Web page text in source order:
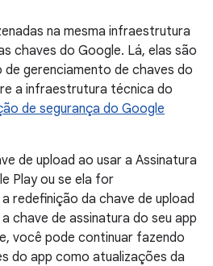
na mesma infraestrutura
chaves do Google. Lá, elas são
gerenciamento de chaves do
a infraestrutura técnica do
de segurança do Google
de upload ao usar a Assinatura
Play ou se ela for
redefinição da chave de upload
chave de assinatura do seu app
você pode continuar fazendo
do app como atualizações da